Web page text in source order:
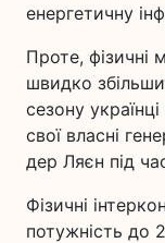
енергетичну
Проте, фізичні
швидко
сезону
свої власні
дер Ляєн під
Фізичні
потужність до